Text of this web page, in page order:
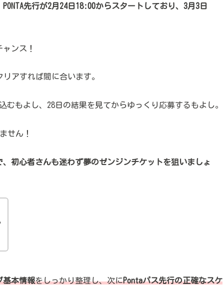
PONTA先行が2月24日18:00からスタートしており、3月3日
ンス！
リアすれば間に合います。
もよし、28日の結果を見てからゆっくり応募するもよし。
せん！
初心者さんも迷わず夢のゼンジンチケットを狙いましょ
基本情報をしっかり整理し、次にPontaパス先行の正確なスケ